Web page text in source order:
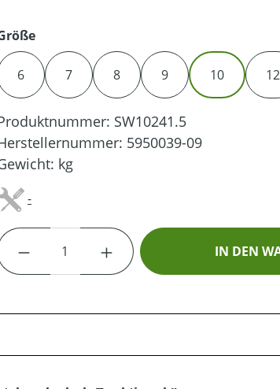
auswählen
6 7 8 9 10 12
SW10241.5
5950039-09
kg
-
Anzahl: Gib den IN DEN